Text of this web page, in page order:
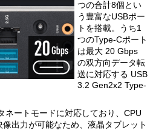
つの合計8個とい
う豊富なUSBポー
トを搭載。うち1
つのType-Cポート
は最大 20 Gbps
の双方向データ転
送に対応する USB
3.2 Gen2x2 Type-
ネートモードに対応しており、CPU
出力が可能なため、液晶タブレット